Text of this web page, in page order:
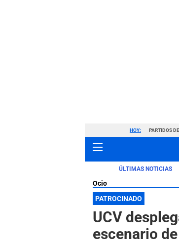
HOY: PARTIDOS
ÚLTIMAS NOTICIAS
Ocio
PATROCINADO
UCV
escenario